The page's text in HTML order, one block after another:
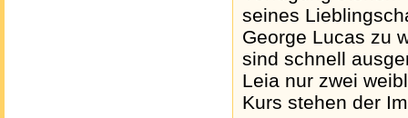
seines
George Lucas zu
sind schnell
Leia nur zwei
Kurs stehen der